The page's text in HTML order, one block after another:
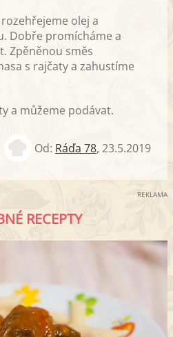
olej a
Dobře promícháme a
Zpěněnou směs
s rajčaty a zahustíme
a můžeme podávat.
Od: Ráďa 78, 23.5.2019
REKLAMA
RECEPTY